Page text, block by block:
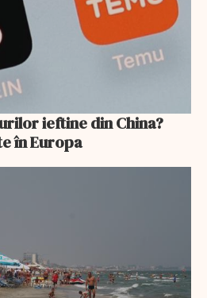
ieftine din China?
în Europa